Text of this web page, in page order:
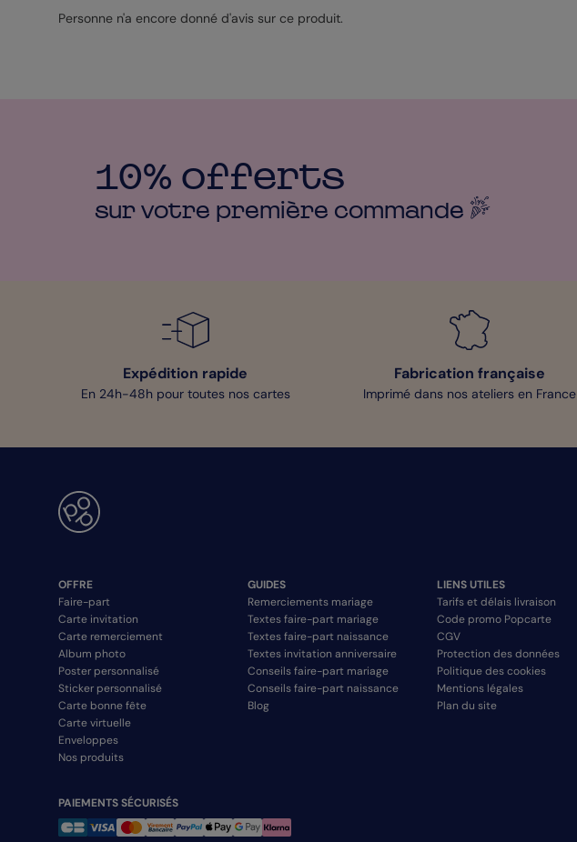
Personne n'a encore donné d'avis sur ce produit.
10% offerts
sur votre première commande
Expédition rapide
En 24h-48h pour toutes nos cartes
Fabrication française
Imprimé dans nos ateliers en France
OFFRE
Faire-part
Carte invitation
Carte remerciement
Album photo
Poster personnalisé
Sticker personnalisé
Carte bonne fête
Carte virtuelle
Enveloppes
Nos produits
GUIDES
Remerciements mariage
Textes faire-part mariage
Textes faire-part naissance
Textes invitation anniversaire
Conseils faire-part mariage
Conseils faire-part naissance
Blog
LIENS UTILES
Tarifs et délais livraison
Code promo Popcarte
CGV
Protection des données
Politique des cookies
Mentions légales
Plan du site
PAIEMENTS SÉCURISÉS